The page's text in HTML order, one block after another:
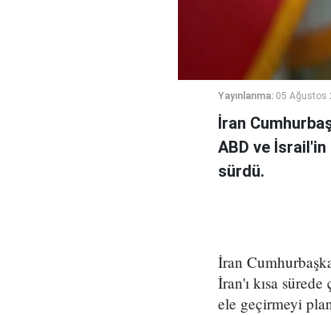
Yayınlanma: 05 Ağustos
İran
ABD ve İsrail'in
sürdü.
İran
İran'ı kısa
ele geçirmeyi